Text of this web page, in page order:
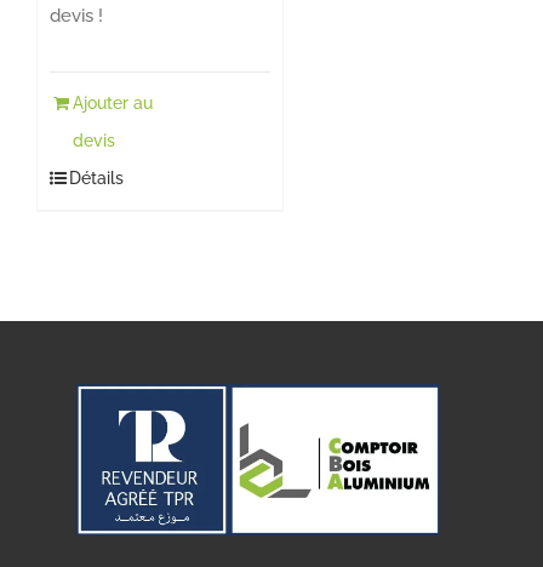
devis !
Ajouter au
devis
Détails